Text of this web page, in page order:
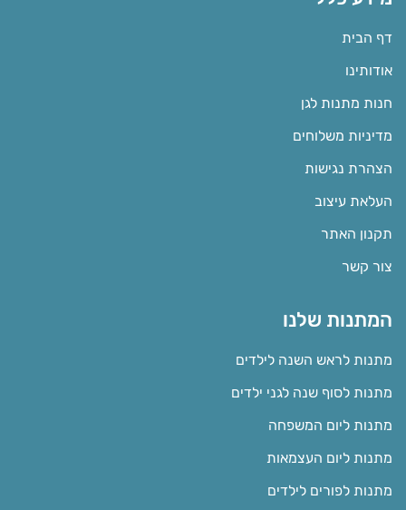
דף הבית
אודותינו
חנות מתנות לגן
מדיניות משלוחים
הצהרת נגישות
העלאת עיצוב
תקנון האתר
צור קשר
המתנות שלנו
מתנות לראש השנה לילדים
מתנות לסוף שנה לגני ילדים
מתנות ליום המשפחה
מתנות ליום העצמאות
מתנות לפורים לילדים